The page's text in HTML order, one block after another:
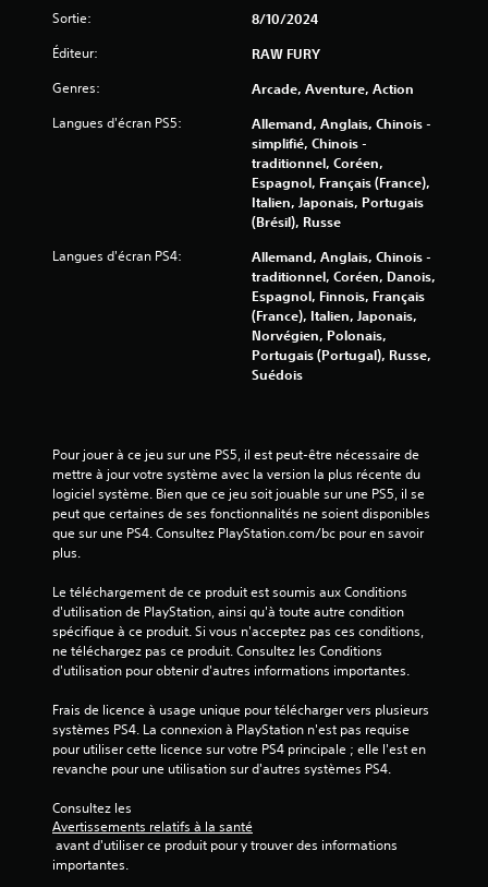
r
(
8
9
0
v
i
s
)
Sortie: 8/10/2024
Éditeur: RAW FURY
Genres: Arcade, Aventure, Action
Langues d'écran PS5:
Allemand, Anglais, Chinois -
simplifié, Chinois -
traditionnel, Coréen,
Espagnol, Français (France),
Italien, Japonais, Portugais
(Brésil), Russe
Langues d'écran PS4:
Allemand, Anglais, Chinois -
traditionnel, Coréen, Danois,
Espagnol, Finnois, Français
(France), Italien, Japonais,
Norvégien, Polonais,
Portugais (Portugal), Russe,
Suédois
Pour jouer à ce jeu sur une PS5, il est peut-être nécessaire de
mettre à jour votre système avec la version la plus récente du
logiciel système. Bien que ce jeu soit jouable sur une PS5, il se
peut que certaines de ses fonctionnalités ne soient disponibles
que sur une PS4. Consultez PlayStation.com/bc pour en savoir
plus.
Le téléchargement de ce produit est soumis aux Conditions
d'utilisation de PlayStation, ainsi qu'à toute autre condition
spécifique à ce produit. Si vous n'acceptez pas ces conditions,
ne téléchargez pas ce produit. Consultez les Conditions
d'utilisation pour obtenir d'autres informations importantes.
Frais de licence à usage unique pour télécharger vers plusieurs
systèmes PS4. La connexion à PlayStation n'est pas requise
pour utiliser cette licence sur votre PS4 principale ; elle l'est en
revanche pour une utilisation sur d'autres systèmes PS4.
Consultez les
Avertissements relatifs à la santé
importantes.